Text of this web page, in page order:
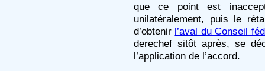
que ce point est
unilatéralement, puis le
d’obtenir l’aval du Conseil
derechef sitôt après, se
l’application de l’accord.